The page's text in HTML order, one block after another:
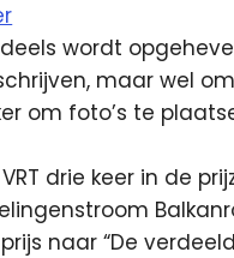
wordt
maar wel
om foto’s te
drie keer in de
naar “De